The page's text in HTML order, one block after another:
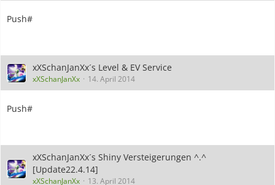
Push#
xXSchanJanXx´s Level & EV Service
xXSchanJanXx 14. April 2014
Push#
xXSchanJanXx´s Shiny Versteigerungen ^.^
[Update22.4.14]
xXSchanJanXx 13. April 2014